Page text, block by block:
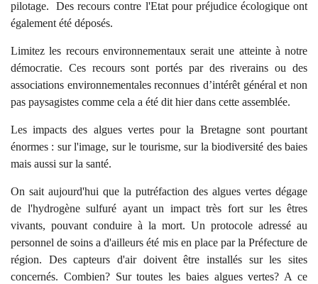
pilotage. Des recours contre l'Etat pour préjudice écologique ont
également été déposés.
Limitez les recours environnementaux serait une atteinte à notre
démocratie. Ces recours sont portés par des riverains ou des
associations environnementales reconnues d’intérêt général et non
pas paysagistes comme cela a été dit hier dans cette assemblée.
Les impacts des algues vertes pour la Bretagne sont pourtant
énormes : sur l'image, sur le tourisme, sur la biodiversité des baies
mais aussi sur la santé.
On sait aujourd'hui que la putréfaction des algues vertes dégage
de l'hydrogène sulfuré ayant un impact très fort sur les êtres
vivants, pouvant conduire à la mort. Un protocole adressé au
personnel de soins a d'ailleurs été mis en place par la Préfecture de
région. Des capteurs d'air doivent être installés sur les sites
concernés. Combien? Sur toutes les baies algues vertes? A ce